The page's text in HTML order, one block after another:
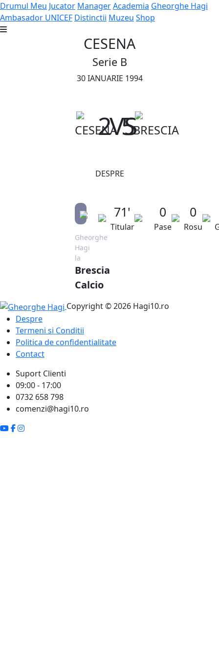
Drumul Meu Jucator ManagerAcademia Gheorghe Hagi
Ambasador UNICEF Distinctii Muzeu Shop
CESENA
Serie B
30 IANUARIE 1994
CESENA
2VS
5BRESCIA
DESPRE
Gheorghe
Hagi
la
Brescia
Calcio
71'
Titular
0
Pase
0
Rosu
Copyright © 2026 Hagi10.ro
Despre
Termeni si Conditii
Politica de confidentialitate
Contact
Suport Clienti
09:00 - 17:00
0732 658 798
comenzi@hagi10.ro